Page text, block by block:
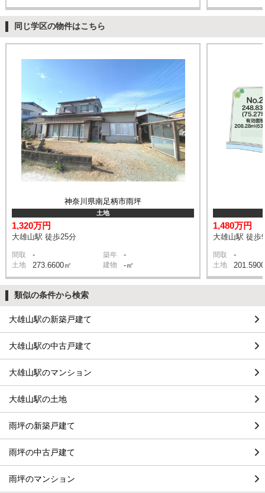
同じ学区の物件はこちら
神奈川県南足柄市雨坪
土地
1,320万円
大雄山駅 徒歩25分
間取 - 築年 -
土地 273.6600㎡ 建物 -㎡
1,480万円
大雄山駅 徒歩
間取 -
土地
類似の条件から検索
大雄山駅の新築戸建て
大雄山駅の中古戸建て
大雄山駅のマンション
大雄山駅の土地
雨坪の新築戸建て
雨坪の中古戸建て
雨坪のマンション